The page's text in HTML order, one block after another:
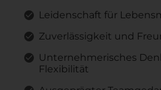
Leidenschaft für
Zuverlässigkeit und
Unternehmerisches
Flexibilität